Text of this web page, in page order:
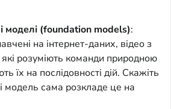
моделі (foundation models):
на інтернет-даних, відео з
які розуміють команди природною
їх на послідовності дій. Скажіть
модель сама розкладе це на